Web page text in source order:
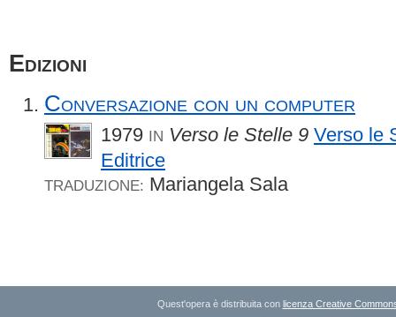
Edizioni
Conversazione con un computer
1979 IN Verso le Stelle 9 Verso le
Editrice
TRADUZIONE: Mariangela Sala
Quest'opera è distribuita con licenza Creative